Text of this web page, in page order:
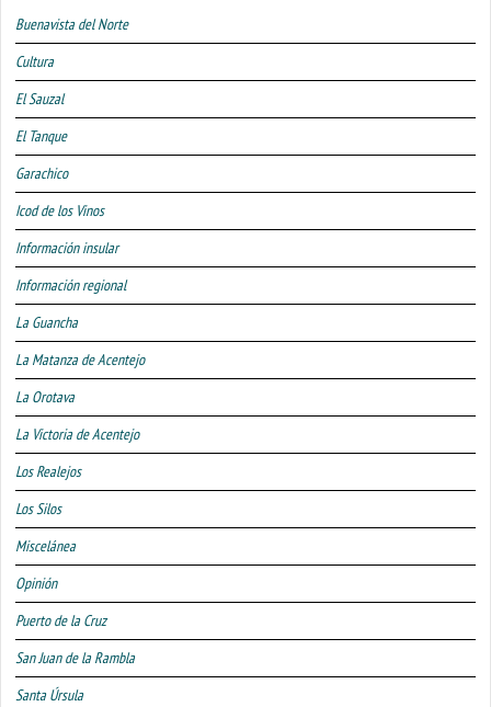
Buenavista del Norte
Cultura
El Sauzal
El Tanque
Garachico
Icod de los Vinos
Información insular
Información regional
La Guancha
La Matanza de Acentejo
La Orotava
La Victoria de Acentejo
Los Realejos
Los Silos
Miscelánea
Opinión
Puerto de la Cruz
San Juan de la Rambla
Santa Úrsula